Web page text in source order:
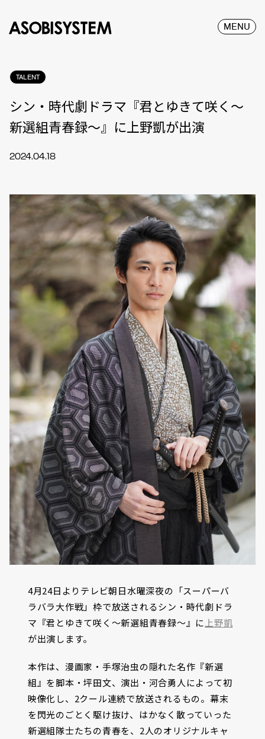
MENU
TALENT
シン・時代劇ドラマ『君とゆきて咲く～
新選組青春録～』に上野凱が出演
2024.04.18
4月24日よりテレビ朝日水曜深夜の「スーパーバ
ラバラ大作戦」枠で放送されるシン・時代劇ドラ
マ『君とゆきて咲く～新選組青春録～』に 上野凱
が出演します。
本作は、漫画家・手塚治虫の隠れた名作『新選
組』を脚本・坪田文、演出・河合勇人によって初
映像化し、2クール連続で放送されるもの。幕末
を閃光のごとく駆け抜け、はかなく散っていった
新選組隊士たちの青春を、2人のオリジナルキャ